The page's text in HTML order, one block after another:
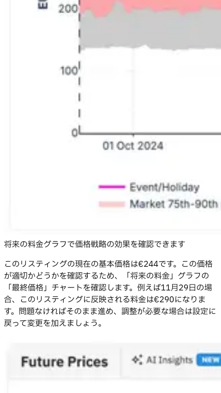
将来の料金グラフで価格戦略の効果を確認できます
このリスティングの現在の基本価格は€244です。この価格
が適切かどうかを確認するため、「将来の料金」グラフの
「最終価格」チャートを確認します。例えば11月29日の場
合、このリスティングに反映される料金は€290になりま
す。問題なければそのまま進め、調整が必要な場合は設定に
戻って変更を加えましょう。